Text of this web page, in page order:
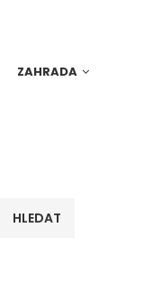
ZAHRADA
HLEDAT